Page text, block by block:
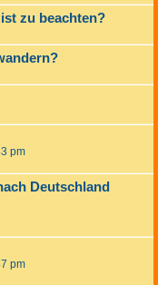
zu beachten?
pm
Deutschland
pm